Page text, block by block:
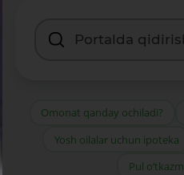
Omonat qanday ochiladi?
Yosh oilalar uchun ipoteka
Pul